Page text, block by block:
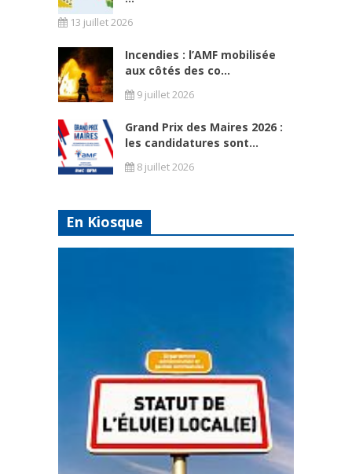
13 juillet 2026
Incendies : l’AMF mobilisée
aux côtés des co...
9 juillet 2026
Grand Prix des Maires 2026 :
les candidatures sont...
8 juillet 2026
En Kiosque